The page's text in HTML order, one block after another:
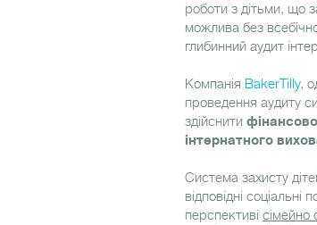
роботи з дітьми, що
можлива без
глибинний аудит
Компанія BakerTilly,
проведення аудиту
здійснити
інтернатного
Система захисту
відповідні соціальні
перспективі сімейно